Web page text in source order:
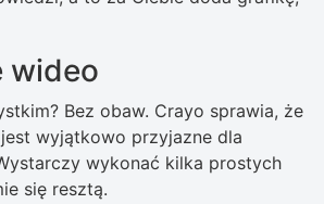
wideo
Bez obaw. Crayo sprawia, że
wyjątkowo przyjazne dla
wykonać kilka prostych
się resztą.